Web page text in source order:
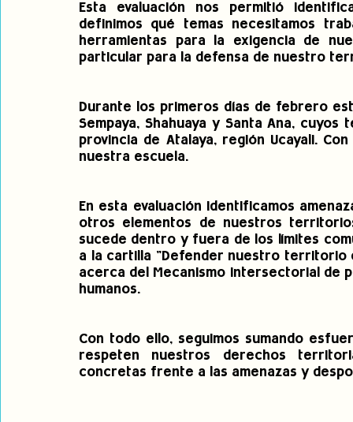
Esta evaluación nos permitió
definimos qué temas necesitamos
herramientas para la exigencia de
particular para la defensa de nuestro
Durante los primeros días de febrero
Sempaya, Shahuaya y Santa Ana,
provincia de Atalaya, región Ucayali.
nuestra escuela.
En esta evaluación identificamos
otros elementos de nuestros
sucede dentro y fuera de los límites
a la cartilla "Defender nuestro territorio
acerca del Mecanismo intersectorial de
humanos.
Con todo ello, seguimos sumando
respeten nuestros derechos
concretas frente a las amenazas y